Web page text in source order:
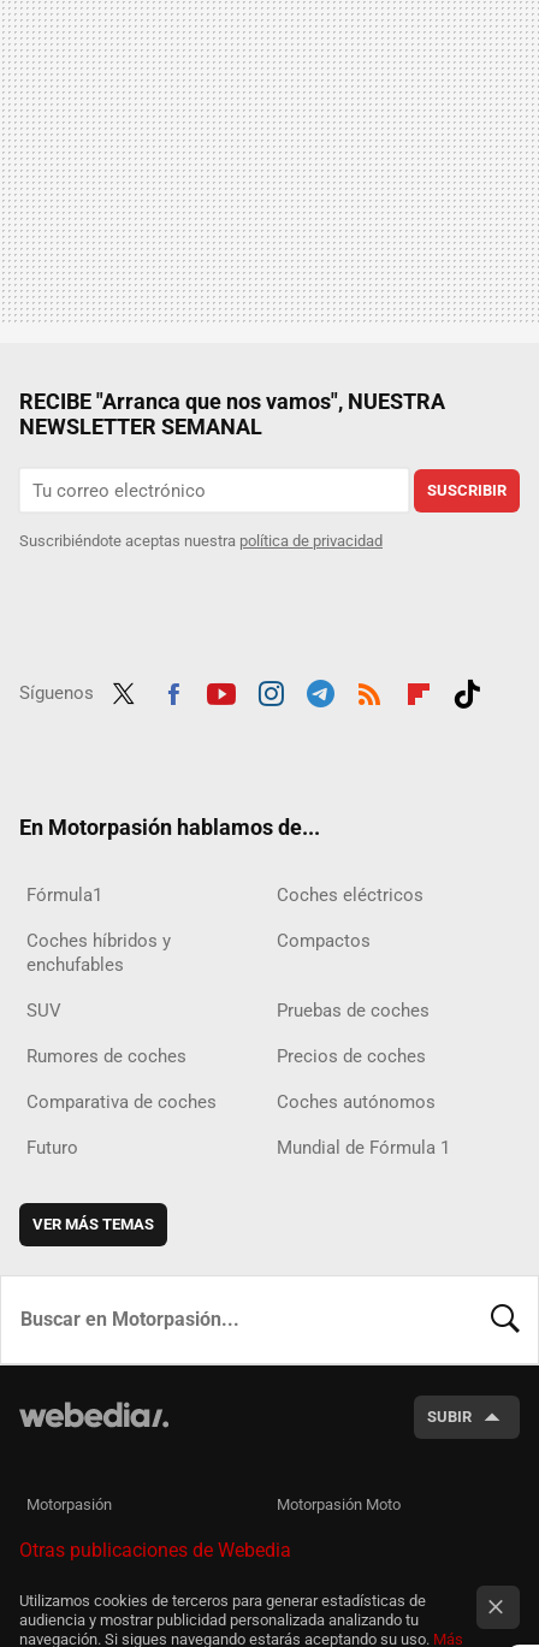
RECIBE "Arranca que nos vamos", NUESTRA
NEWSLETTER SEMANAL
SUSCRIBIR
Suscribiéndote aceptas nuestra política de privacidad
Síguenos
En Motorpasión hablamos de...
Fórmula1 Coches eléctricos
Coches híbridos y
enchufables
Compactos
SUV Pruebas de coches
Rumores de coches Precios de coches
Comparativa de coches Coches autónomos
Futuro Mundial de Fórmula 1
VER MÁS TEMAS
SUBIR
Motorpasión Motorpasión Moto
Otras publicaciones de Webedia
Utilizamos cookies de terceros para generar estadísticas de
audiencia y mostrar publicidad personalizada analizando tu
navegación. Si sigues navegando estarás aceptando su uso. Más